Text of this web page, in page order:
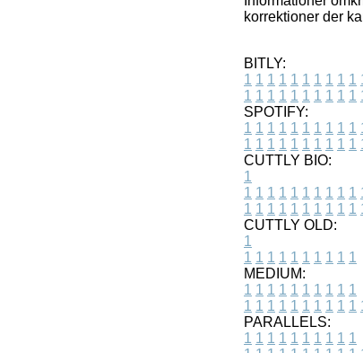
korrektioner der
BITLY:
1 1 1 1 1 1 1 1 1 1
1 1 1 1 1 1 1 1 1 1
SPOTIFY:
1 1 1 1 1 1 1 1 1 1
1 1 1 1 1 1 1 1 1 1
CUTTLY BIO:
1
1 1 1 1 1 1 1 1 1 1
1 1 1 1 1 1 1 1 1 1
CUTTLY OLD:
1
1 1 1 1 1 1 1 1 1 1
MEDIUM:
1 1 1 1 1 1 1 1 1 1
1 1 1 1 1 1 1 1 1 1
PARALLELS:
1 1 1 1 1 1 1 1 1 1